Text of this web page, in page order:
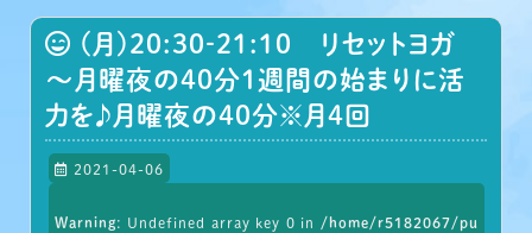
(月)20:30‐21:10 リセットヨガ
～月曜夜の40分１週間の始まりに活
力を♪月曜夜の40分※月4回
2021-04-06
Warning: Undefined array key 0 in
/home/r5182067/pu